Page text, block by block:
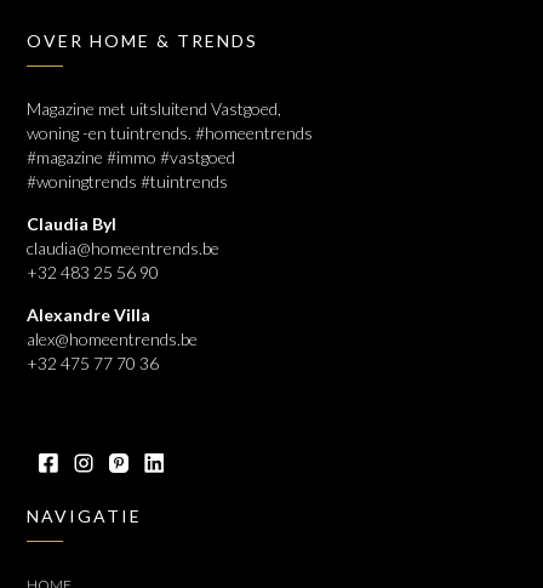
OVER HOME & TRENDS
Magazine met uitsluitend Vastgoed,
woning -en tuintrends. #homeentrends
#magazine #immo #vastgoed
#woningtrends #tuintrends
Claudia Byl
claudia@homeentrends.be
+32 483 25 56 90
Alexandre Villa
alex@homeentrends.be
+32 475 77 70 36
NAVIGATIE